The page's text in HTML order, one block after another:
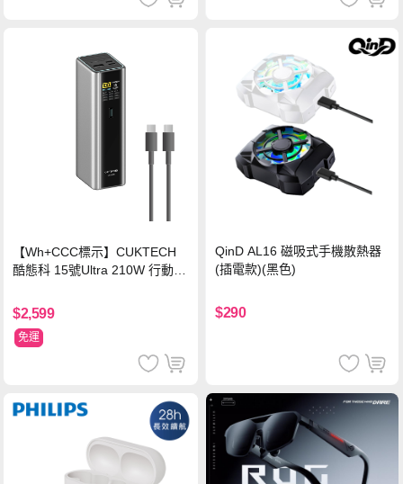
【Wh+CCC標示】CUKTECH
酷態科 15號Ultra 210W 行動電
$2,599
免運
QinD AL16 磁吸式手機散熱器
(插電款)(黑色)
$290